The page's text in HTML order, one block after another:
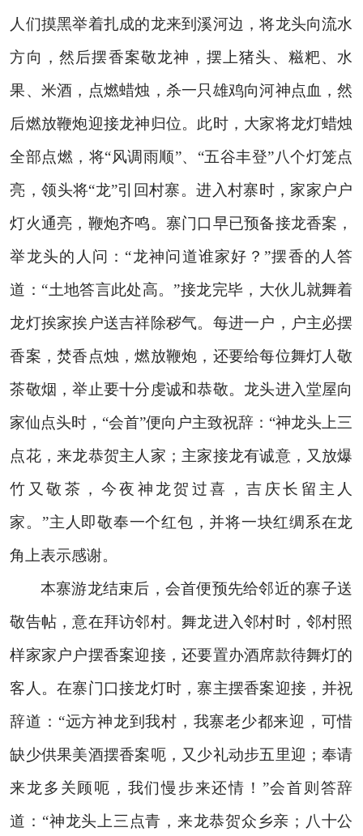
人们摸黑举着扎成的龙来到溪河边，将龙头向流水
方向，然后摆香案敬龙神，摆上猪头、糍粑、水
果、米酒，点燃蜡烛，杀一只雄鸡向河神点血，然
后燃放鞭炮迎接龙神归位。此时，大家将龙灯蜡烛
全部点燃，将“风调雨顺”、“五谷丰登”八个灯笼点
亮，领头将“龙”引回村寨。进入村寨时，家家户户
灯火通亮，鞭炮齐鸣。寨门口早已预备接龙香案，
举龙头的人问：“龙神问道谁家好？”摆香的人答
道：“土地答言此处高。”接龙完毕，大伙儿就舞着
龙灯挨家挨户送吉祥除秽气。每进一户，户主必摆
香案，焚香点烛，燃放鞭炮，还要给每位舞灯人敬
茶敬烟，举止要十分虔诚和恭敬。龙头进入堂屋向
家仙点头时，“会首”便向户主致祝辞：“神龙头上三
点花，来龙恭贺主人家；主家接龙有诚意，又放爆
竹又敬茶，今夜神龙贺过喜，吉庆长留主人
家。”主人即敬奉一个红包，并将一块红绸系在龙
角上表示感谢。
本寨游龙结束后，会首便预先给邻近的寨子送
敬告帖，意在拜访邻村。舞龙进入邻村时，邻村照
样家家户户摆香案迎接，还要置办酒席款待舞灯的
客人。在寨门口接龙灯时，寨主摆香案迎接，并祝
辞道：“远方神龙到我村，我寨老少都来迎，可惜
缺少供果美酒摆香案呃，又少礼动步五里迎；奉请
来龙多关顾呃，我们慢步来还情！”会首则答辞
道：“神龙头上三点青，来龙恭贺众乡亲；八十公